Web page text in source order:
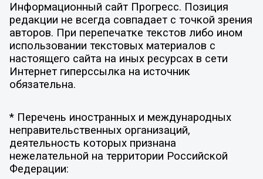
Информационный сайт Прогресс. Позиция
редакции не всегда совпадает с точкой зрения
авторов. При перепечатке текстов либо ином
использовании текстовых материалов с
настоящего сайта на иных ресурсах в сети
Интернет гиперссылка на источник
обязательна.
* Перечень иностранных и международных
неправительственных организаций,
деятельность которых признана
нежелательной на территории Российской
Федерации: